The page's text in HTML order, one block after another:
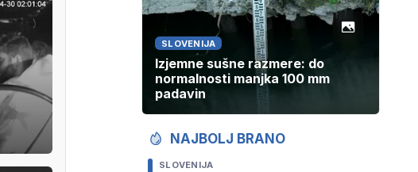
SLOVENIJA
Izjemne sušne razmere: do
normalnosti manjka 100 mm
padavin
NAJBOLJ BRANO
SLOVENIJA